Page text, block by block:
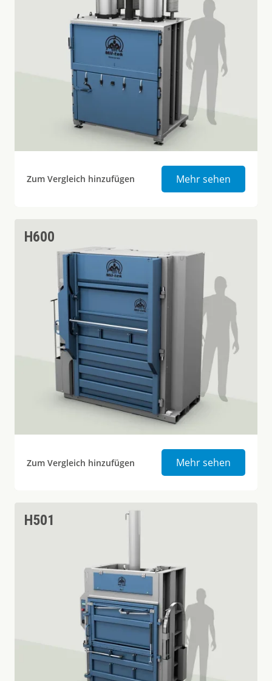
Zum Vergleich hinzufügen Mehr sehen
H600
Zum Vergleich hinzufügen Mehr sehen
H501